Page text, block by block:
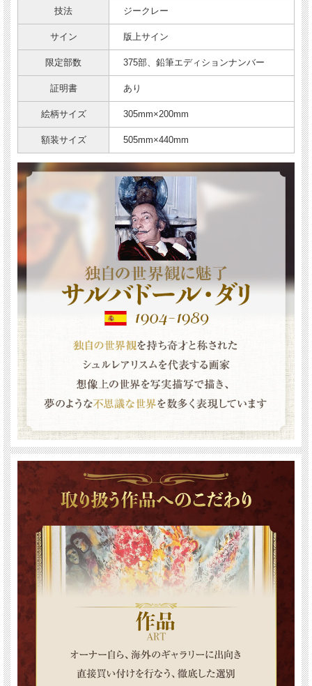
技法 ジークレー
サイン 版上サイン
限定部数 375部、鉛筆エディションナンバー
証明書 あり
絵柄サイズ 305mm×200mm
額装サイズ 505mm×440mm